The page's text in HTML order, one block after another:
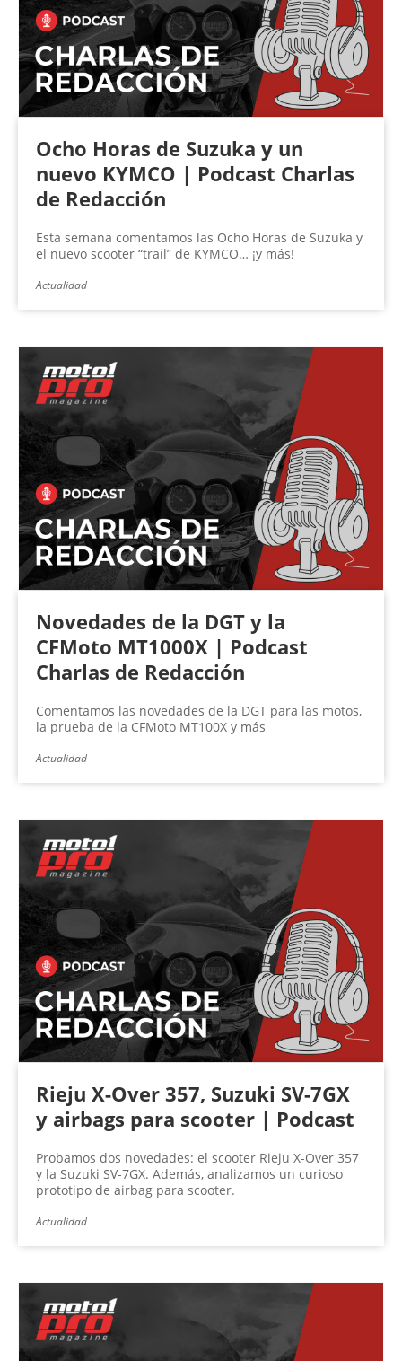
Ocho Horas de Suzuka y un
nuevo KYMCO | Podcast Charlas
de Redacción
Esta semana comentamos las Ocho Horas de Suzuka y
el nuevo scooter “trail” de KYMCO… ¡y más!
Actualidad
Novedades de la DGT y la
CFMoto MT1000X | Podcast
Charlas de Redacción
Comentamos las novedades de la DGT para las motos,
la prueba de la CFMoto MT100X y más
Actualidad
Rieju X-Over 357, Suzuki SV-7GX
y airbags para scooter | Podcast
Probamos dos novedades: el scooter Rieju X-Over 357
y la Suzuki SV-7GX. Además, analizamos un curioso
prototipo de airbag para scooter.
Actualidad